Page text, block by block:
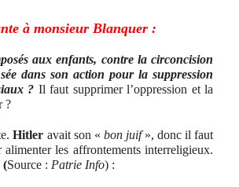
à monsieur Blanquer :
aux enfants, contre la circoncision
dans son action pour la suppression
? Il faut supprimer l’oppression et la
?
Hitler avait son « bon juif», donc il faut
les affrontements interreligieux.
(Source : Patrie Info) :